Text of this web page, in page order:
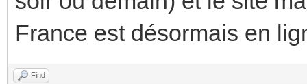
France est désormais en
Find